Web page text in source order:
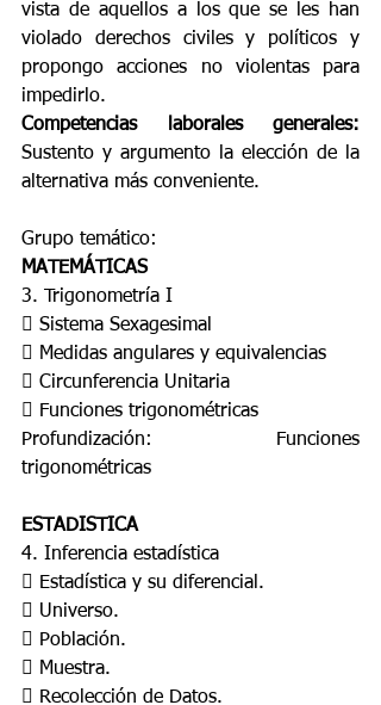
vista de aquellos a los que se les han
violado derechos civiles y políticos y
propongo acciones no violentas para
impedirlo.
Competencias laborales generales:
Sustento y argumento la elección de la
alternativa más conveniente.
Grupo temático:
MATEMÁTICAS
3. Trigonometría I
 Sistema Sexagesimal
 Medidas angulares y equivalencias
 Circunferencia Unitaria
 Funciones trigonométricas
Profundización: Funciones
trigonométricas
ESTADISTICA
4. Inferencia estadística
 Estadística y su diferencial.
 Universo.
 Población.
 Muestra.
 Recolección de Datos.